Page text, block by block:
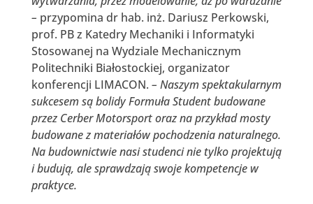
– przypomina dr hab. inż. Dariusz Perkowski,
prof. PB z Katedry Mechaniki i Informatyki
Stosowanej na Wydziale Mechanicznym
Politechniki Białostockiej, organizator
konferencji LIMACON. – Naszym spektakularnym
sukcesem są bolidy Formuła Student budowane
przez Cerber Motorsport oraz na przykład mosty
budowane z materiałów pochodzenia naturalnego.
Na budownictwie nasi studenci nie tylko projektują
i budują, ale sprawdzają swoje kompetencje w
praktyce.